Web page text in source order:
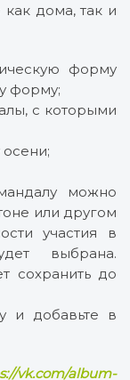
дома, так и
форму
форму;
с которыми
можно
или другом
участия в
выбрана.
сохранить до
и добавьте в
vk.com/album-